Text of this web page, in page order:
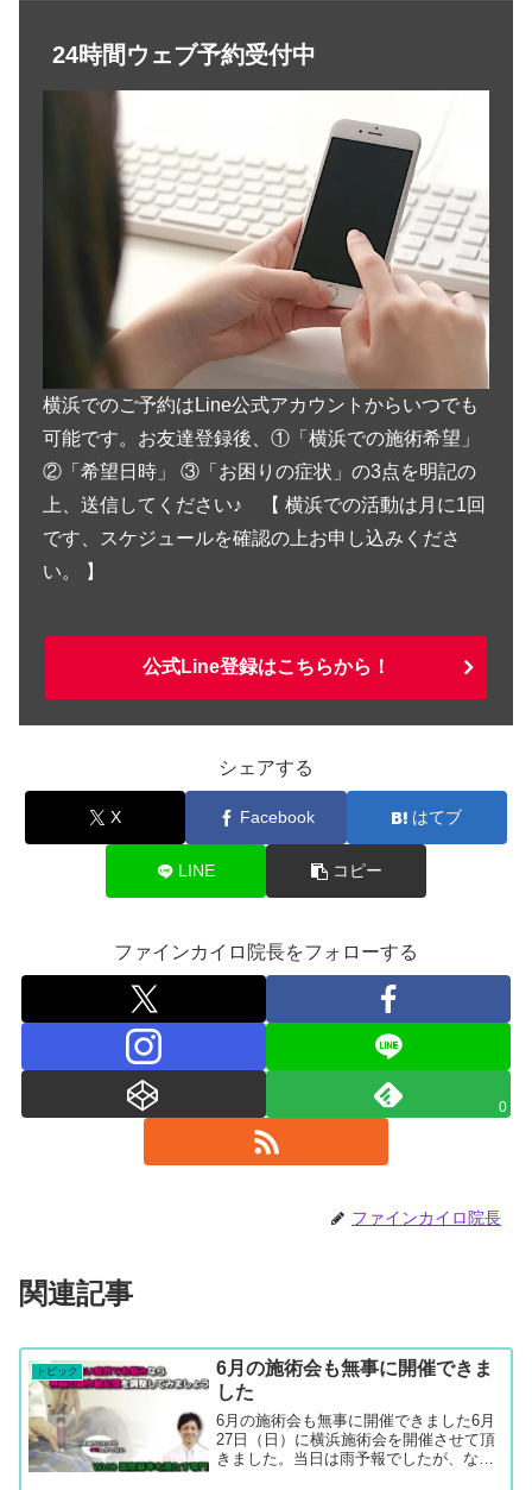
24時間ウェブ予約受付中
横浜でのご予約はLine公式アカウントからいつでも
可能です。お友達登録後、①「横浜での施術希望」
②「希望日時」 ③「お困りの症状」の3点を明記の
上、送信してください♪ 【 横浜での活動は月に1回
です、スケジュールを確認の上お申し込みくださ
い。 】
公式Line登録はこちらから！
シェアする
X Facebook はてブ
LINE コピー
ファインカイロ院長をフォローする
0
ファインカイロ院長
関連記事
トピック
6月の施術会も無事に開催できま
した
6月の施術会も無事に開催できました6月
27日（日）に横浜施術会を開催させて頂
きました。当日は雨予報でしたが、なん